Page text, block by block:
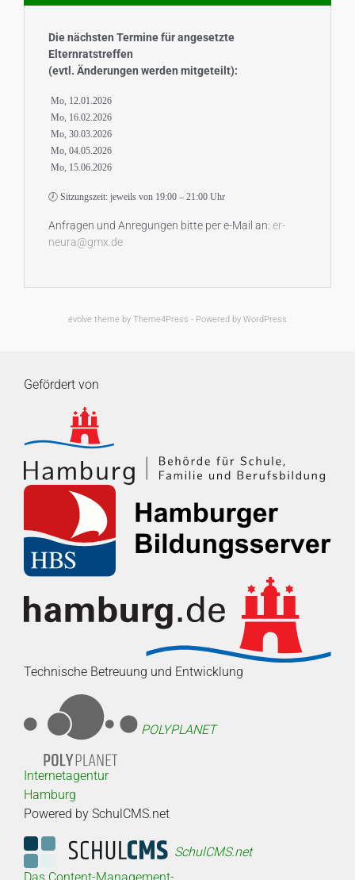
Die nächsten Termine für angesetzte
Elternratstreffen
(evtl. Änderungen werden mitgeteilt):
Mo, 12.01.2026
Mo, 16.02.2026
Mo, 30.03.2026
Mo, 04.05.2026
Mo, 15.06.2026
🕖 Sitzungszeit: jeweils von 19:00 – 21:00 Uhr
Anfragen und Anregungen bitte per e-Mail an: er-
neura@gmx.de
evolve theme by Theme4Press - Powered by WordPress
Gefördert von
Technische Betreuung und Entwicklung
POLYPLANET
Internetagentur
Hamburg
Powered by SchulCMS.net
SchulCMS.net